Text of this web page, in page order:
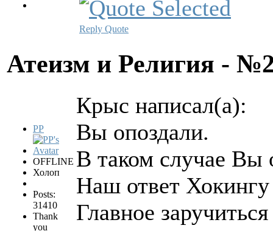
Reply Quote
Атеизм и Религия -
PP
OFFLINE
Холоп
Posts:
31410
Thank
you
Крыс написал(а):
Вы опоздали.
В таком случае Вы
Наш ответ Хокингу
Главное